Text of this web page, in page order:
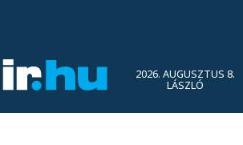
2026. AUGUSZTUS 8.
LÁSZLÓ